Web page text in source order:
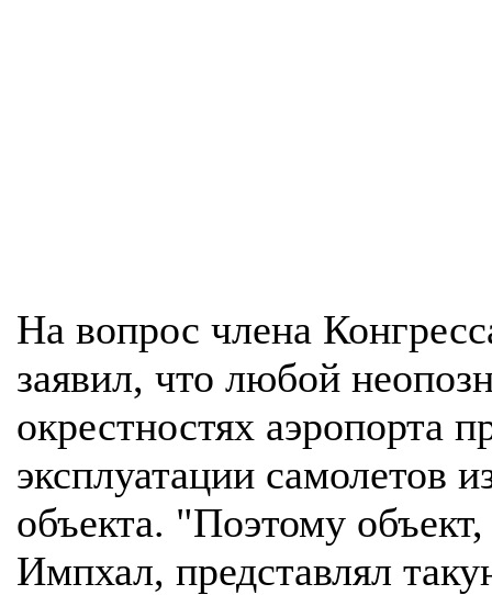
На вопрос члена
заявил, что любой
окрестностях аэропорта
эксплуатации самолетов
объекта. "Поэтому
Импхал, представлял